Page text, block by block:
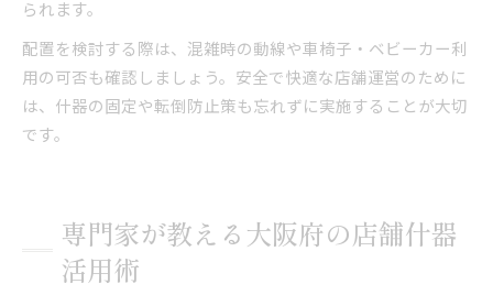
られます。
配置を検討する際は、混雑時の動線や車椅子・ベビーカー利
用の可否も確認しましょう。安全で快適な店舗運営のために
は、什器の固定や転倒防止策も忘れずに実施することが大切
です。
専門家が教える大阪府の店舗什器
活用術